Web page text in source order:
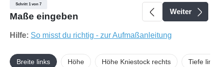
Schritt 1 von 7
Maße eingeben Weiter
Hilfe: So misst du richtig - zur Aufmaßanleitung
Breite links Höhe Höhe Kniestock rechts Tiefe